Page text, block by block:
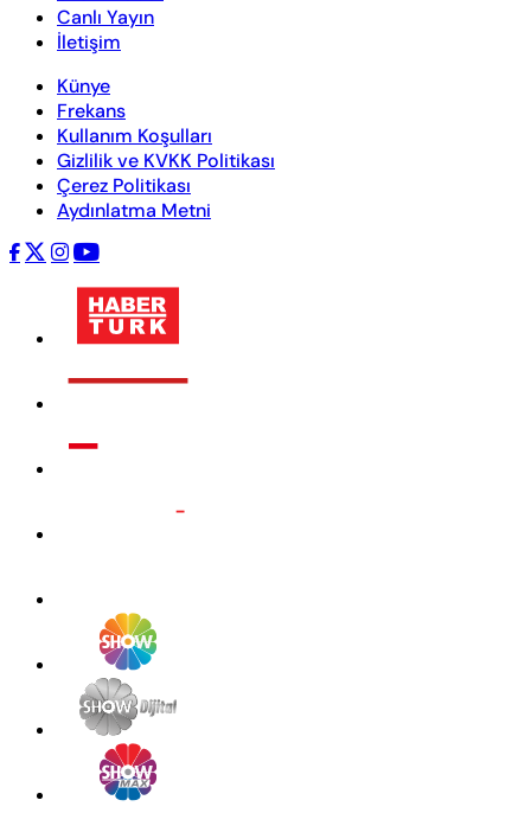
Canlı Yayın
İletişim
Künye
Frekans
Kullanım Koşulları
Gizlilik ve KVKK Politikası
Çerez Politikası
Aydınlatma Metni